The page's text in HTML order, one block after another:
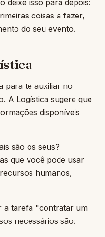
deixe isso para depois:
coisas a fazer,
do seu evento.
para te auxiliar no
A Logística sugere que
disponíveis
são os seus?
que você pode usar
humanos,
a tarefa "contratar um
necessários são: